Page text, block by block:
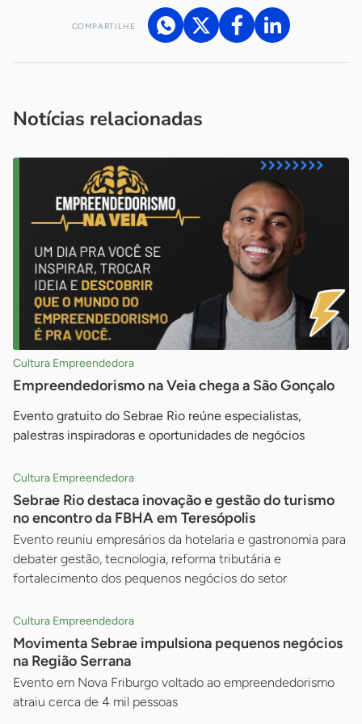
COMPARTILHE
Notícias relacionadas
Cultura Empreendedora
Empreendedorismo na Veia chega a São Gonçalo
Evento gratuito do Sebrae Rio reúne especialistas,
palestras inspiradoras e oportunidades de negócios
Cultura Empreendedora
Sebrae Rio destaca inovação e gestão do turismo
no encontro da FBHA em Teresópolis
Evento reuniu empresários da hotelaria e gastronomia para
debater gestão, tecnologia, reforma tributária e
fortalecimento dos pequenos negócios do setor
Cultura Empreendedora
Movimenta Sebrae impulsiona pequenos negócios
na Região Serrana
Evento em Nova Friburgo voltado ao empreendedorismo
atraiu cerca de 4 mil pessoas